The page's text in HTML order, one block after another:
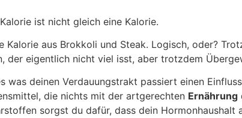
ist nicht gleich eine Kalorie.
Kalorie aus Brokkoli und Steak. Logisch, oder?
der eigentlich nicht viel isst, aber trotzdem
was deinen Verdauungstrakt passiert einen
die nichts mit der artgerechten Ernährung
sorgst du dafür, dass dein Hormonhaushalt